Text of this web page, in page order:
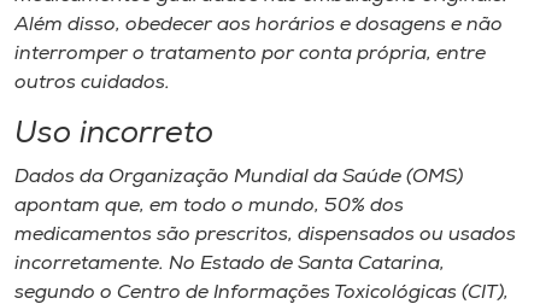
Além disso, obedecer aos horários e dosagens e não
interromper o tratamento por conta própria, entre
outros cuidados.
Uso incorreto
Dados da Organização Mundial da Saúde (OMS)
apontam que, em todo o mundo, 50% dos
medicamentos são prescritos, dispensados ou usados
incorretamente. No Estado de Santa Catarina,
segundo o Centro de Informações Toxicológicas (CIT),